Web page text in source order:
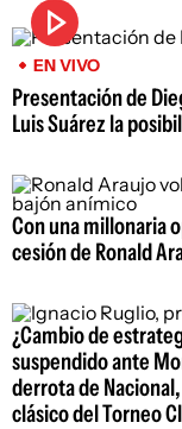
EN VIVO
Presentación de
Luis Suárez la
Con una millonaria
cesión de Ronald
¿Cambio de
suspendido ante
derrota de
clásico del Torneo